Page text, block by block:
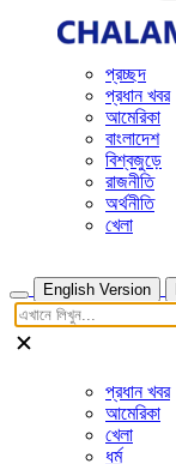
প্রচ্ছদ
প্রধান খবর
আমেরিকা
বাংলাদেশ
বিশ্বজুড়ে
রাজনীতি
অর্থনীতি
খেলা
English Version
প্রধান খবর
আমেরিকা
খেলা
ধর্ম